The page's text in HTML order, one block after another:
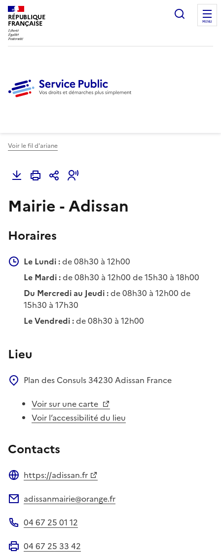
RÉPUBLIQUE
FRANÇAISE
Ouvrir
MENU
Voir le fil d'ariane
Mairie - Adissan
Horaires
Le Lundi :de 08h30 à 12h00
Le Mardi :de 08h30 à 12h00 de 15h30 à 18h00
Du Mercredi au Jeudi :de 08h30 à 12h00 de
15h30 à 17h30
Le Vendredi :de 08h30 à 12h00
Lieu
Plan des Consuls 34230 Adissan France
Voir sur une carte
Voir l’accessibilité du lieu
Contacts
https://adissan.fr
adissanmairie@orange.fr
04 67 25 01 12
04 67 25 33 42